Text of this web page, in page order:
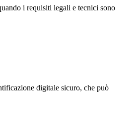
i requisiti legali e tecnici sono
digitale sicuro, che può